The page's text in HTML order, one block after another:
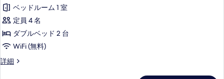
室
の
り
込
み
ン
ツ
イ
ル
ベッドルーム 1 室
定員 4 名
ダブルベッド 2 台
WiFi (無料)
詳細
デ